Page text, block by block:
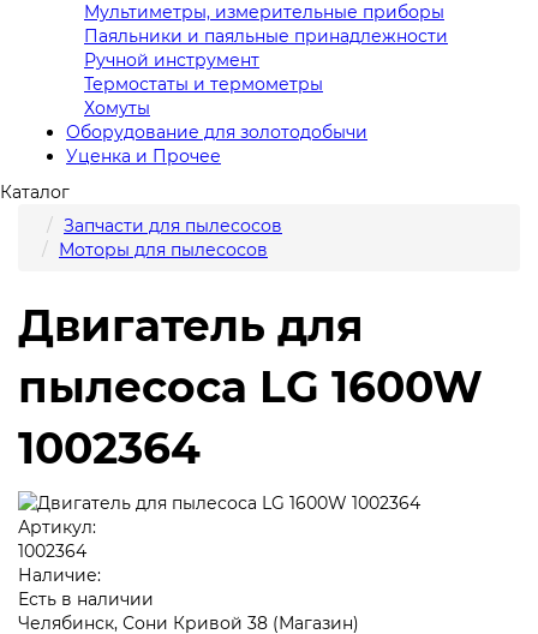
Мультиметры, измерительные приборы
Паяльники и паяльные принадлежности
Ручной инструмент
Термостаты и термометры
Хомуты
Оборудование для золотодобычи
Уценка и Прочее
Каталог
Запчасти для пылесосов
Моторы для пылесосов
Двигатель для
пылесоса LG 1600W
1002364
Артикул:
1002364
Наличие:
Есть в наличии
Челябинск, Сони Кривой 38 (Магазин)